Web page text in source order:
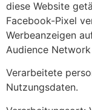
diese Website
Facebook-Pixel
Werbeanzeigen
Audience
Verarbeitete
Nutzungsdaten.